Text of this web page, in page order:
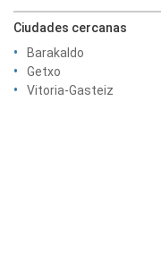
Ciudades cercanas
Barakaldo
Getxo
Vitoria-Gasteiz